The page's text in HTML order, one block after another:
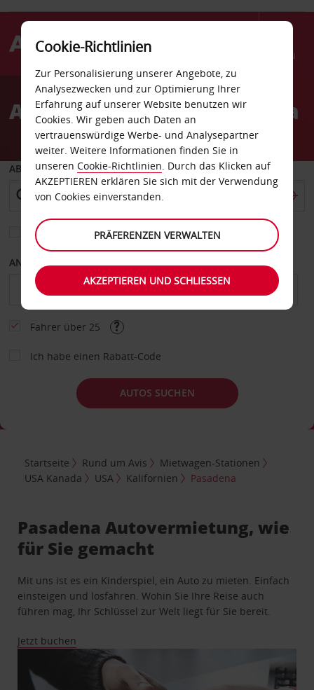
Menü
AvisAutovermietung Pasadena
ABHOLEN VON
Eine andere Rückgabestation auswählen
ANFANGSDATUM
Fahrer über 25
Ich habe einen Rabatt-Code
AUTOS SUCHEN
Startseite Rund um Avis
Mietwagen-Stationen
USA Kanada
USA Kalifornien Pasadena
Pasadena Autovermietung, wie
für Sie gemacht
Mit uns ist es ein Kinderspiel, ein Auto zu mieten. Einfach
einsteigen und losfahren. Wohin Sie Ihre Reise auch
führen mag, Ihr Schlüssel zur Welt liegt für Sie bereit.
Jetzt buchen
Cookie-Richtlinien
Zur Personalisierung unserer Angebote, zu
Analysezwecken und zur Optimierung Ihrer
Erfahrung auf unserer Website benutzen wir
Cookies. Wir geben auch Daten an
vertrauenswürdige Werbe- und Analysepartner
weiter. Weitere Informationen finden Sie in
unseren Cookie-Richtlinien. Durch das Klicken auf
AKZEPTIEREN erklären Sie sich mit der Verwendung
von Cookies einverstanden.
PRÄFERENZEN VERWALTEN
AKZEPTIEREN UND SCHLIESSEN